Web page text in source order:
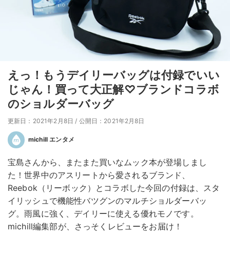
えっ！もうデイリーバッグは付録でいい
じゃん！買って大正解♡ブランドコラボ
のショルダーバッグ
更新日：2021年2月8日 / 公開日：2021年2月8日
michill エンタメ
宝島さんから、またまた買いなムック本が登場しまし
た！世界中のアスリートから愛されるブランド、
Reebok（リーボック）とコラボした今回の付録は、スタ
イリッシュで機能性バツグンのマルチショルダーバッ
グ。雨風に強く、デイリーに使える優れモノです。
michill編集部が、さっそくレビューをお届け！